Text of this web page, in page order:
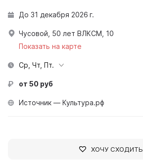
До 31 декабря 2026 г.
Чусовой, 50 лет ВЛКСМ, 10
Показать на карте
Ср, Чт, Пт.
от 50 руб
Источник — Культура.рф
ХОЧУ СХОДИТЬ